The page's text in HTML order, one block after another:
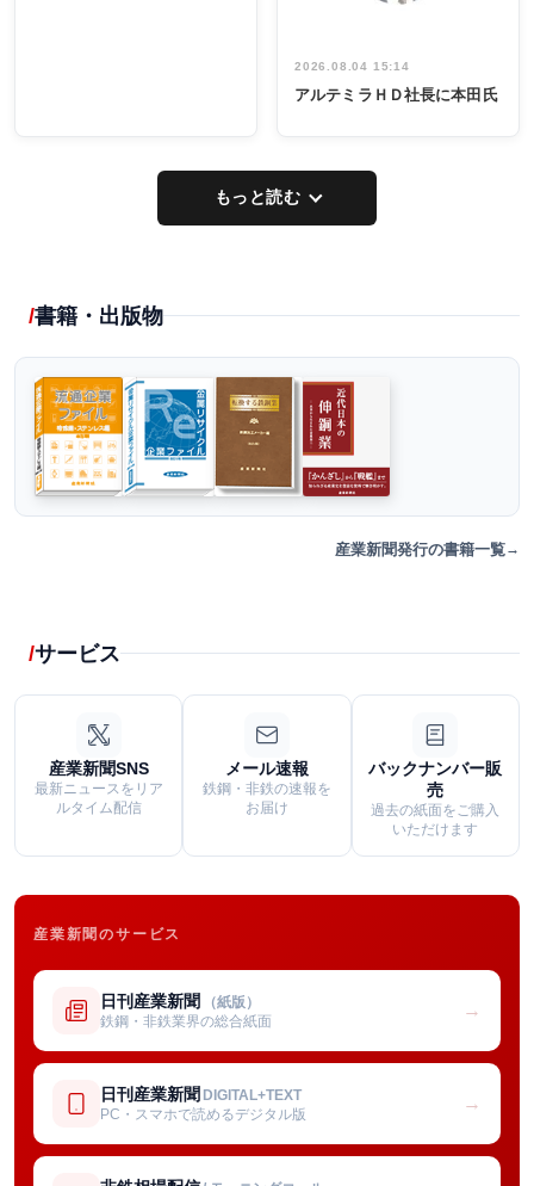
2026.08.04 15:14
アルテミラＨＤ社長に本田氏
もっと読む
書籍・出版物
産業新聞発行の書籍一覧
サービス
産業新聞SNS
最新ニュースをリア
ルタイム配信
メール速報
鉄鋼・非鉄の速報を
お届け
バックナンバー販
売
過去の紙面をご購入
いただけます
産業新聞のサービス
日刊産業新聞 （紙版）
鉄鋼・非鉄業界の総合紙面
→
日刊産業新聞 DIGITAL+TEXT
PC・スマホで読めるデジタル版
→